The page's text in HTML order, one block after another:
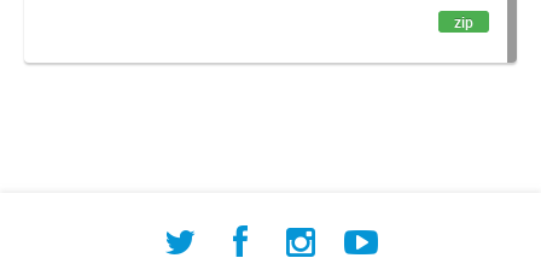
culturales independientes, salas de
zip